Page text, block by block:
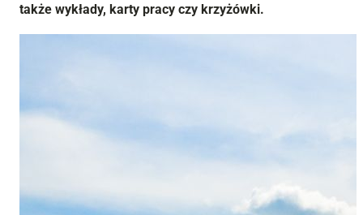
także wykłady, karty pracy czy krzyżówki.